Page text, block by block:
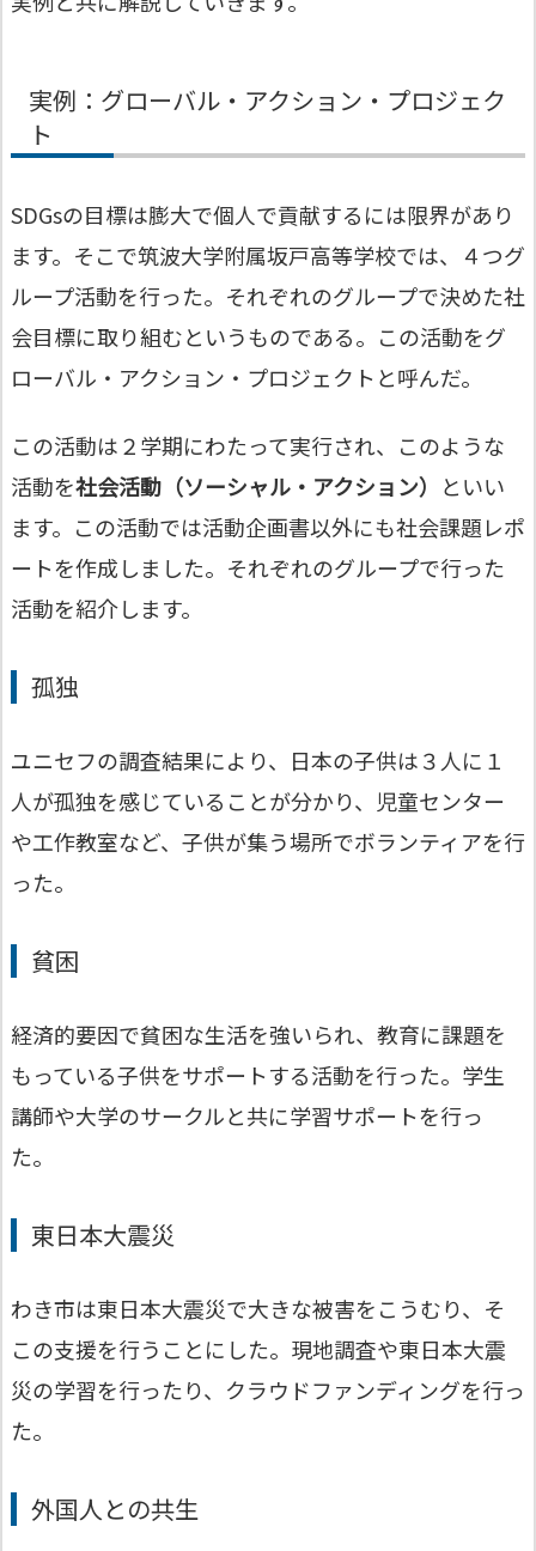
実例：グローバル・アクション・プロジェク
ト
SDGsの目標は膨大で個人で貢献するには限界があり
ます。そこで筑波大学附属坂戸高等学校では、４つグ
ループ活動を行った。それぞれのグループで決めた社
会目標に取り組むというものである。この活動をグ
ローバル・アクション・プロジェクトと呼んだ。
この活動は２学期にわたって実行され、このような
活動を社会活動（ソーシャル・アクション） といい
ます。この活動では活動企画書以外にも社会課題レポ
ートを作成しました。それぞれのグループで行った
活動を紹介します。
孤独
ユニセフの調査結果により、日本の子供は３人に１
人が孤独を感じていることが分かり、児童センター
や工作教室など、子供が集う場所でボランティアを行
った。
貧困
経済的要因で貧困な生活を強いられ、教育に課題を
もっている子供をサポートする活動を行った。学生
講師や大学のサークルと共に学習サポートを行っ
た。
東日本大震災
わき市は東日本大震災で大きな被害をこうむり、そ
この支援を行うことにした。現地調査や東日本大震
災の学習を行ったり、クラウドファンディングを行っ
た。
外国人との共生